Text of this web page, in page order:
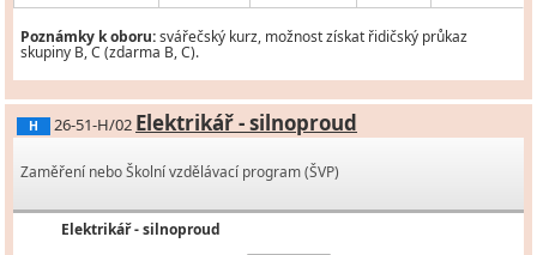
Poznámky k oboru:svářečský kurz, možnost získat řidičský průkaz
skupiny B, C (zdarma B, C).
H 26-51-H/02 Elektrikář - silnoproud
Zaměření nebo Školní vzdělávací program (ŠVP)
Elektrikář - silnoproud